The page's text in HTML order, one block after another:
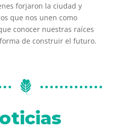
forjaron la ciudad y
que nos unen como
conocer nuestras raíces
de construir el futuro.